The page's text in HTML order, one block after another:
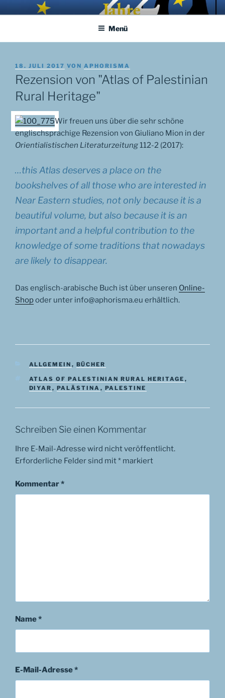
InhaltAPHORISMA.EU
… links und rechts von Jerusalem …
Menü
VERÖFFENTLICHT
AM
18. JULI 2017 VON APHORISMA
Rezension von "Atlas of Palestinian
Rural Heritage"
Wir freuen uns über die sehr schöne
englischsprachige Rezension von Giuliano Mion in der
Orientialistischen Literaturzeitung112-2 (2017):
…this Atlas deserves a place on the
bookshelves of all those who are interested in
Near Eastern studies, not only because it is a
beautiful volume, but also because it is an
important and a helpful contribution to the
knowledge of some traditions that nowadays
are likely to disappear.
Das englisch-arabische Buch ist über unseren Online-
Shopoder unter info@aphorisma.eu erhältlich.
KATEGORIEN
ALLGEMEIN , BÜCHER
SCHLAGWÖRTER
ATLAS OF PALESTINIAN RURAL HERITAGE ,
DIYAR , PALÄSTINA , PALESTINE
Schreiben Sie einen Kommentar
Ihre E-Mail-Adresse wird nicht veröffentlicht.
Erforderliche Felder sind mit* markiert
Kommentar*
Name*
E-Mail-Adresse*